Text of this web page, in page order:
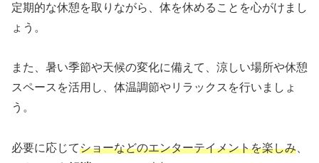
定期的な休憩を取りながら、体を休めることを心がけまし
ょう。
また、暑い季節や天候の変化に備えて、涼しい場所や休憩
スペースを活用し、体温調節やリラックスを行いましょ
う。
必要に応じてショーなどのエンターテイメントを楽しみ